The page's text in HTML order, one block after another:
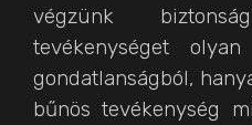
végzünk
tevékenységet
gondatlanságból,
bűnös tevékenység